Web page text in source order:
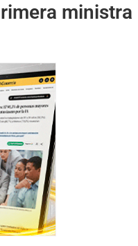
ministra